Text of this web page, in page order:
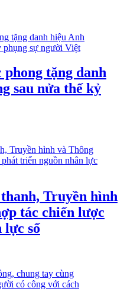
tặng danh
sau nửa thế kỷ
Truyền hình
tác chiến lược
lực số